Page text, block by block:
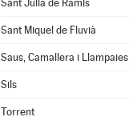
Sant Julià de Ramis
Sant Miquel de Fluvià
Saus, Camallera i Llampaies
Sils
Torrent